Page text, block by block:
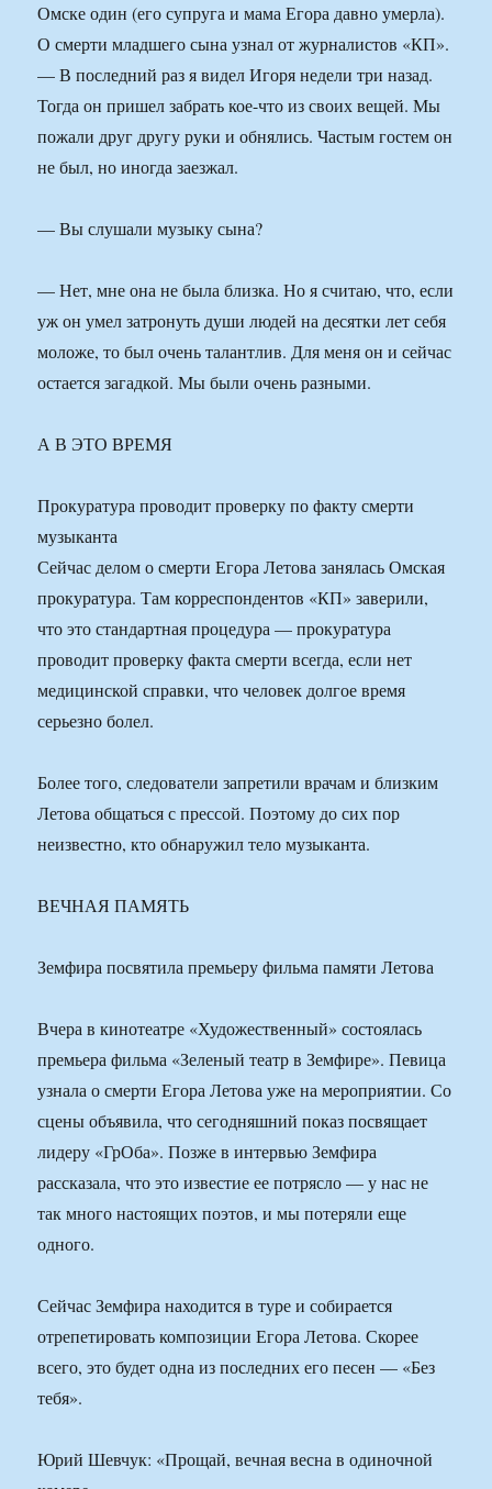
Омске один (его супруга и мама Егора давно умерла).
О смерти младшего сына узнал от журналистов «КП».
— В последний раз я видел Игоря недели три назад.
Тогда он пришел забрать кое-что из своих вещей. Мы
пожали друг другу руки и обнялись. Частым гостем он
не был, но иногда заезжал.
— Вы слушали музыку сына?
— Нет, мне она не была близка. Но я считаю, что, если
уж он умел затронуть души людей на десятки лет себя
моложе, то был очень талантлив. Для меня он и сейчас
остается загадкой. Мы были очень разными.
А В ЭТО ВРЕМЯ
Прокуратура проводит проверку по факту смерти
музыканта
Сейчас делом о смерти Егора Летова занялась Омская
прокуратура. Там корреспондентов «КП» заверили,
что это стандартная процедура — прокуратура
проводит проверку факта смерти всегда, если нет
медицинской справки, что человек долгое время
серьезно болел.
Более того, следователи запретили врачам и близким
Летова общаться с прессой. Поэтому до сих пор
неизвестно, кто обнаружил тело музыканта.
ВЕЧНАЯ ПАМЯТЬ
Земфира посвятила премьеру фильма памяти Летова
Вчера в кинотеатре «Художественный» состоялась
премьера фильма «Зеленый театр в Земфире». Певица
узнала о смерти Егора Летова уже на мероприятии. Со
сцены объявила, что сегодняшний показ посвящает
лидеру «ГрОба». Позже в интервью Земфира
рассказала, что это известие ее потрясло — у нас не
так много настоящих поэтов, и мы потеряли еще
одного.
Сейчас Земфира находится в туре и собирается
отрепетировать композиции Егора Летова. Скорее
всего, это будет одна из последних его песен — «Без
тебя».
Юрий Шевчук: «Прощай, вечная весна в одиночной